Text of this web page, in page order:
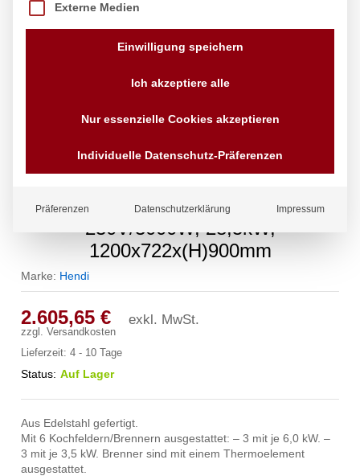
Ofen GN 1/1, HENDI, Kitchen Line,
230V/3000W, 28,5kW,
1200x722x(H)900mm
Marke: Hendi
2.605,65€ exkl. MwSt.
zzgl.Versandkosten
Lieferzeit:4 - 10 Tage
Status: Auf Lager
Aus Edelstahl gefertigt.
Mit 6 Kochfeldern/Brennern ausgestattet: – 3 mit je 6,0 kW. –
3 mit je 3,5 kW. Brenner sind mit einem Thermoelement
ausgestattet.
Externe Medien
Einwilligung speichern
Ich akzeptiere alle
Nur essenzielle Cookies akzeptieren
Individuelle Datenschutz-Präferenzen
Präferenzen Datenschutzerklärung Impressum